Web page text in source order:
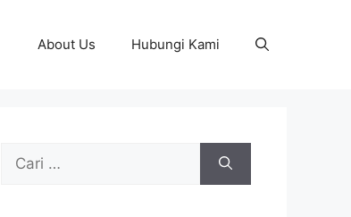
About Us Hubungi Kami
Cari